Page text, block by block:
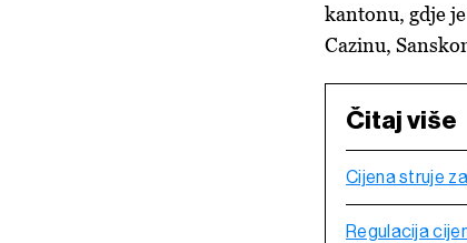
kantonu, gdje
Cazinu,
Čitaj više
Cijena struje
Regulacija